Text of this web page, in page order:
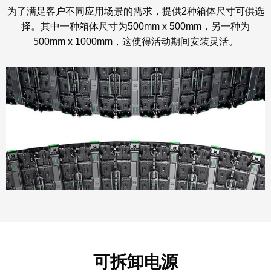
为了满足客户不同应用场景的需求，提供2种箱体尺寸可供选
择。其中一种箱体尺寸为500mm x 500mm，另一种为
500mm x 1000mm，这使得活动期间安装灵活。
可拆卸电源